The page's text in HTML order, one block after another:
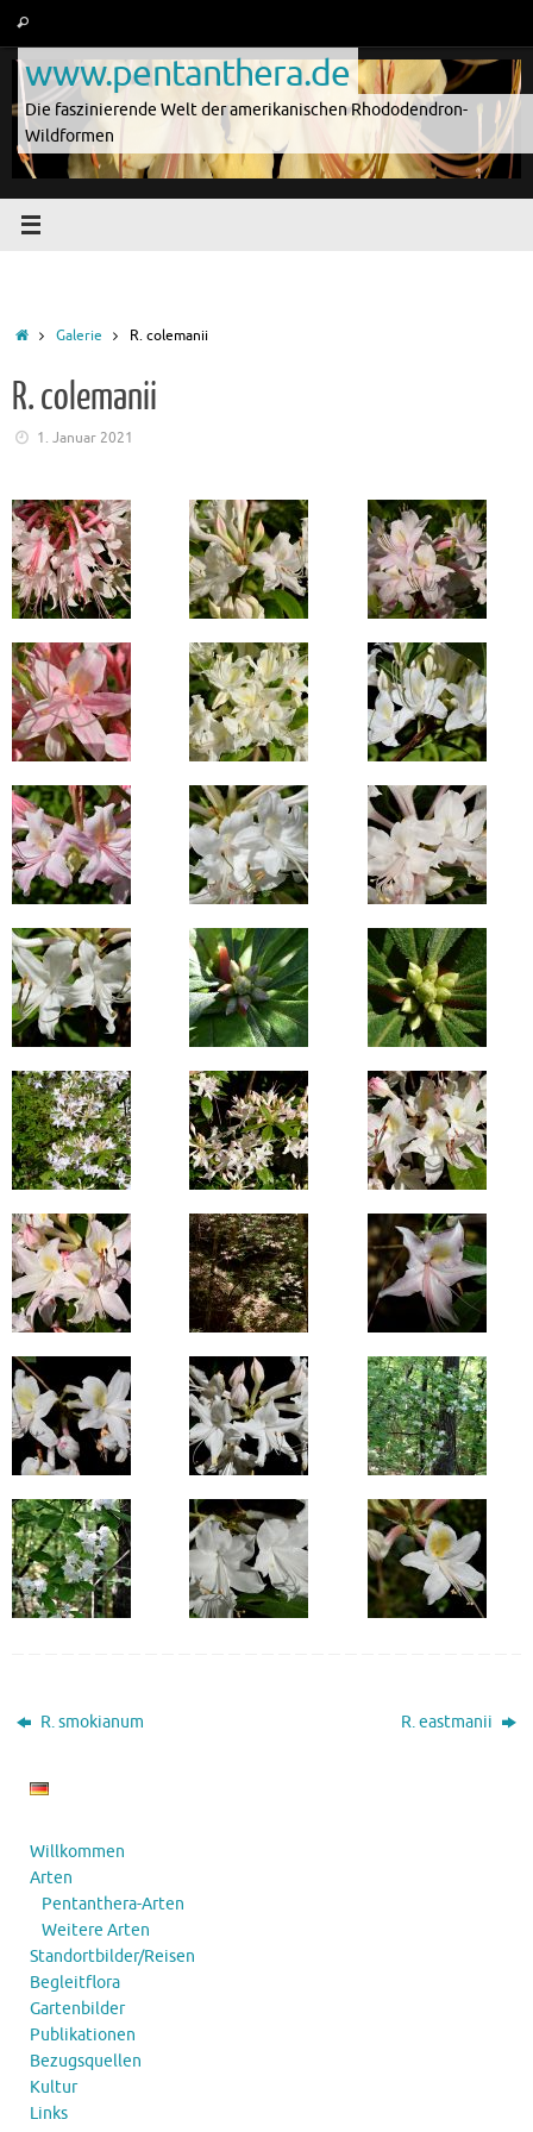
springen
Suchen
www.pentanthera.de
Die faszinierende Welt der amerikanischen Rhododendron-
Wildformen
StartGalerie R. colemanii
R. colemanii
1. Januar 2021
R. smokianum R. eastmanii
Willkommen
Arten
Pentanthera-Arten
Weitere Arten
Standortbilder/Reisen
Begleitflora
Gartenbilder
Publikationen
Bezugsquellen
Kultur
Links